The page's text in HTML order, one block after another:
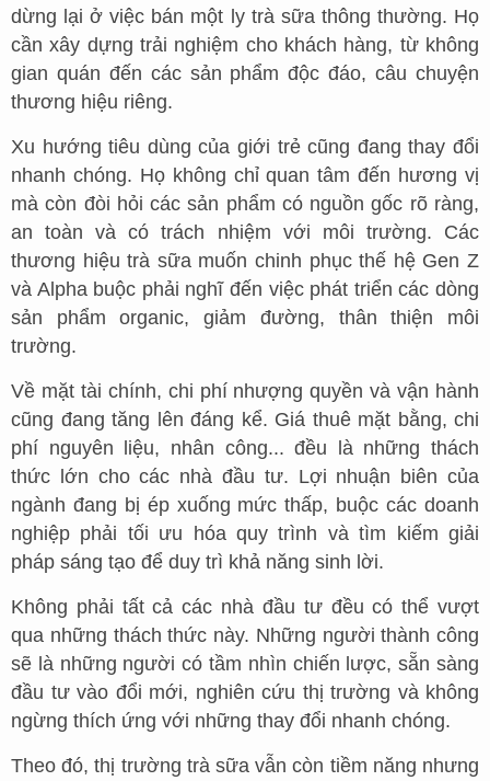
dừng lại ở việc bán một ly trà sữa thông thường. Họ
cần xây dựng trải nghiệm cho khách hàng, từ không
gian quán đến các sản phẩm độc đáo, câu chuyện
thương hiệu riêng.
Xu hướng tiêu dùng của giới trẻ cũng đang thay đổi
nhanh chóng. Họ không chỉ quan tâm đến hương vị
mà còn đòi hỏi các sản phẩm có nguồn gốc rõ ràng,
an toàn và có trách nhiệm với môi trường. Các
thương hiệu trà sữa muốn chinh phục thế hệ Gen Z
và Alpha buộc phải nghĩ đến việc phát triển các dòng
sản phẩm organic, giảm đường, thân thiện môi
trường.
Về mặt tài chính, chi phí nhượng quyền và vận hành
cũng đang tăng lên đáng kể. Giá thuê mặt bằng, chi
phí nguyên liệu, nhân công... đều là những thách
thức lớn cho các nhà đầu tư. Lợi nhuận biên của
ngành đang bị ép xuống mức thấp, buộc các doanh
nghiệp phải tối ưu hóa quy trình và tìm kiếm giải
pháp sáng tạo để duy trì khả năng sinh lời.
Không phải tất cả các nhà đầu tư đều có thể vượt
qua những thách thức này. Những người thành công
sẽ là những người có tầm nhìn chiến lược, sẵn sàng
đầu tư vào đổi mới, nghiên cứu thị trường và không
ngừng thích ứng với những thay đổi nhanh chóng.
Theo đó, thị trường trà sữa vẫn còn tiềm năng nhưng